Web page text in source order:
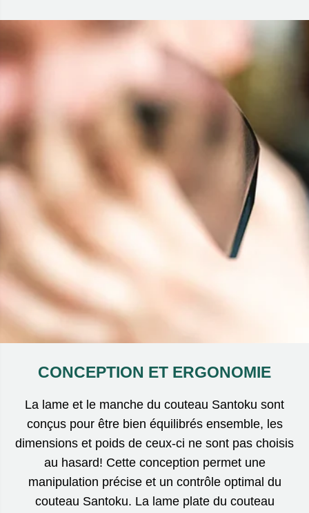
CONCEPTION ET ERGONOMIE
La lame et le manche du couteau Santoku sont
conçus pour être bien équilibrés ensemble, les
dimensions et poids de ceux-ci ne sont pas choisis
au hasard! Cette conception permet une
manipulation précise et un contrôle optimal du
couteau Santoku. La lame plate du couteau